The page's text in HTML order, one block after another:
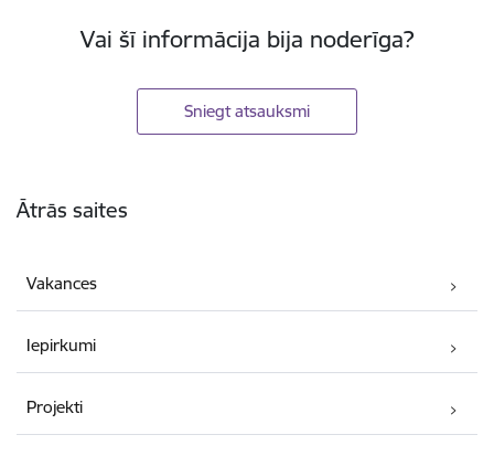
Vai šī informācija bija noderīga?
Sniegt atsauksmi
Ātrās saites
Vakances
Iepirkumi
Projekti